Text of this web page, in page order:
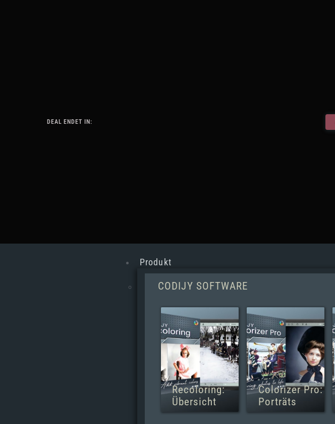
DEAL ENDET IN:
Produkt
CODIJY SOFTWARE
Recoloring:
Übersicht
Colorizer Pro:
Porträts